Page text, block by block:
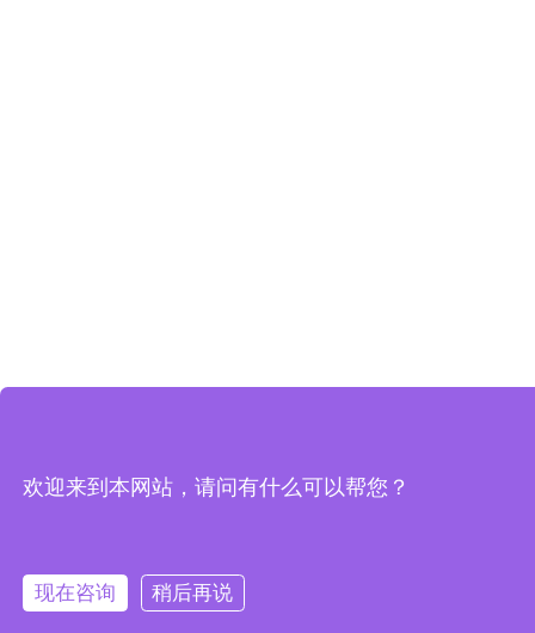
欢迎来到本网站，请问有什么可以帮您？
现在咨询 稍后再说